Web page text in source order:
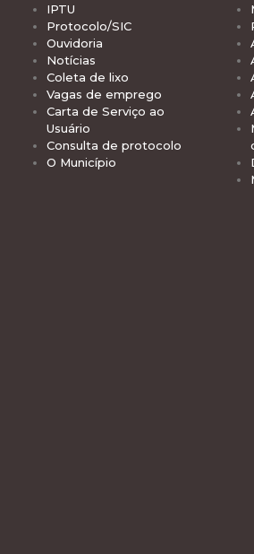
IPTU
Protocolo/SIC
Ouvidoria
Notícias
Coleta de lixo
Vagas de emprego
Carta de Serviço ao
Usuário
Consulta de protocolo
O Município